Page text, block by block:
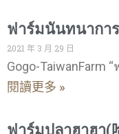
ฟาร์มนันทนาการ
2021 年 3 月 29 日
Gogo-TaiwanFarm
閱讀更多 »
ฟาร์มปลาฮาฮา(